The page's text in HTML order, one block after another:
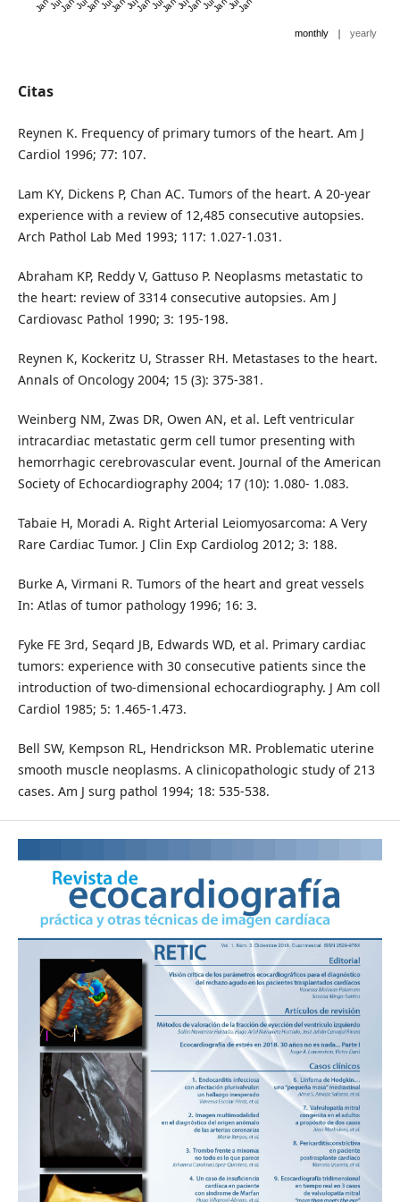
monthly | yearly
Citas
Reynen K. Frequency of primary tumors of the heart. Am J
Cardiol 1996; 77: 107.
Lam KY, Dickens P, Chan AC. Tumors of the heart. A 20-year
experience with a review of 12,485 consecutive autopsies.
Arch Pathol Lab Med 1993; 117: 1.027-1.031.
Abraham KP, Reddy V, Gattuso P. Neoplasms metastatic to
the heart: review of 3314 consecutive autopsies. Am J
Cardiovasc Pathol 1990; 3: 195-198.
Reynen K, Kockeritz U, Strasser RH. Metastases to the heart.
Annals of Oncology 2004; 15 (3): 375-381.
Weinberg NM, Zwas DR, Owen AN, et al. Left ventricular
intracardiac metastatic germ cell tumor presenting with
hemorrhagic cerebrovascular event. Journal of the American
Society of Echocardiography 2004; 17 (10): 1.080- 1.083.
Tabaie H, Moradi A. Right Arterial Leiomyosarcoma: A Very
Rare Cardiac Tumor. J Clin Exp Cardiolog 2012; 3: 188.
Burke A, Virmani R. Tumors of the heart and great vessels
In: Atlas of tumor pathology 1996; 16: 3.
Fyke FE 3rd, Seqard JB, Edwards WD, et al. Primary cardiac
tumors: experience with 30 consecutive patients since the
introduction of two-dimensional echocardiography. J Am coll
Cardiol 1985; 5: 1.465-1.473.
Bell SW, Kempson RL, Hendrickson MR. Problematic uterine
smooth muscle neoplasms. A clinicopathologic study of 213
cases. Am J surg pathol 1994; 18: 535-538.